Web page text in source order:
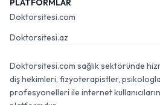
PLATFORMLAR
Doktorsitesi.com
Doktorsitesi.az
Doktorsitesi.com sağlık sektöründe
diş hekimleri, fizyoterapistler,
profesyonelleri ile internet